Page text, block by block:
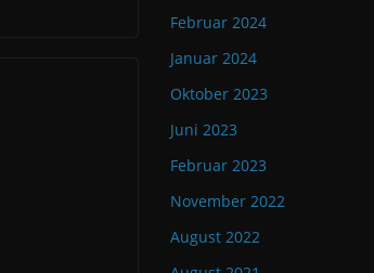
Februar 2024
Januar 2024
Oktober 2023
Juni 2023
Februar 2023
November 2022
August 2022